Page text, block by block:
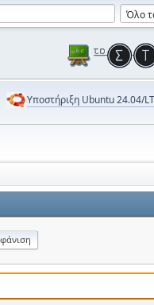
Υποστήριξη Ubuntu 24.04/